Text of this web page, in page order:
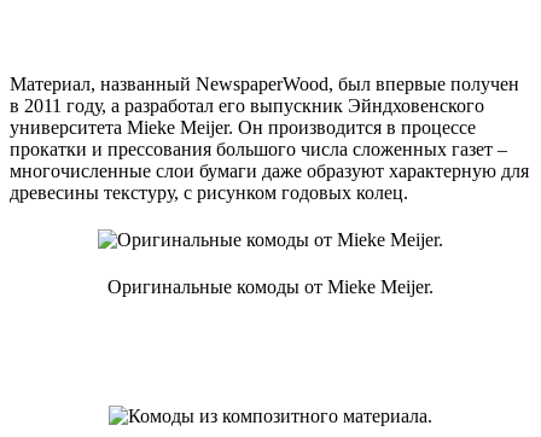
Материал, названный NewspaperWood, был впервые получен
в 2011 году, а разработал его выпускник Эйндховенского
университета Mieke Meijer. Он производится в процессе
прокатки и прессования большого числа сложенных газет –
многочисленные слои бумаги даже образуют характерную для
древесины текстуру, с рисунком годовых колец.
Оригинальные комоды от Mieke Meijer.